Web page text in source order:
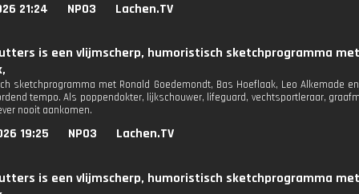
21:24 NPO3 Lachen.TV
is een vlijmscherp, humoristisch sketchprogramma
sketchprogramma met Ronald Goedemondt, Bas Hoeflaak, Leo Alkemade
tempo. Als poppendokter, lijkschouwer, lifeguard, vechtsportleraar,
nooit aankomen.
19:25 NPO3 Lachen.TV
is een vlijmscherp, humoristisch sketchprogramma